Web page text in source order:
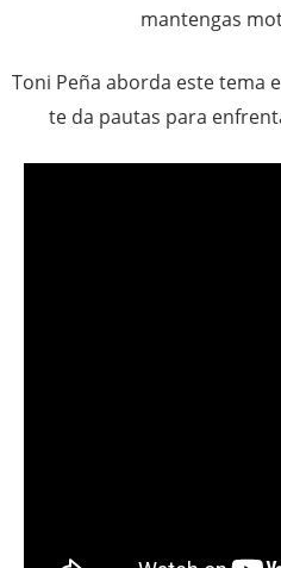
mantengas
Toni Peña aborda este tema
te da pautas para